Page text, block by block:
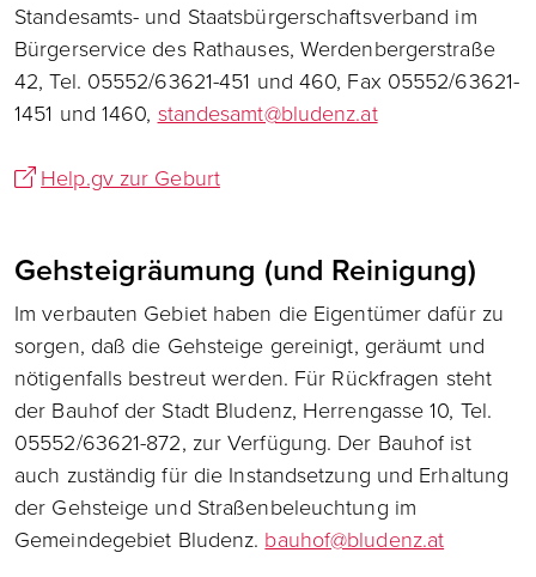
Standesamts- und Staatsbürgerschaftsverband im
Bürgerservice des Rathauses, Werdenbergerstraße
42, Tel. 05552/63621-451 und 460, Fax 05552/63621-
1451 und 1460, standesamt@bludenz.at
Help.gv zur Geburt
Gehsteigräumung (und Reinigung)
Im verbauten Gebiet haben die Eigentümer dafür zu
sorgen, daß die Gehsteige gereinigt, geräumt und
nötigenfalls bestreut werden. Für Rückfragen steht
der Bauhof der Stadt Bludenz, Herrengasse 10, Tel.
05552/63621-872, zur Verfügung. Der Bauhof ist
auch zuständig für die Instandsetzung und Erhaltung
der Gehsteige und Straßenbeleuchtung im
Gemeindegebiet Bludenz. bauhof@bludenz.at